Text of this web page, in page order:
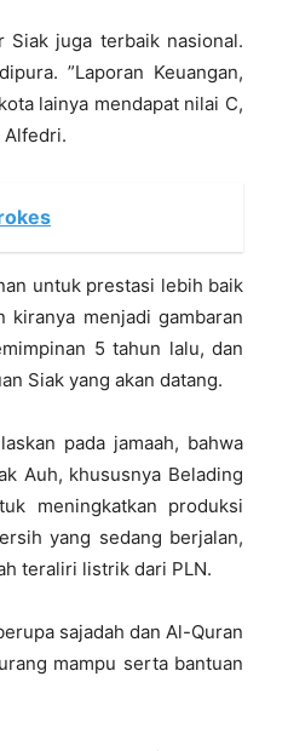
Siak juga terbaik nasional.
”Laporan Keuangan,
lainya mendapat nilai C,
Alfedri.
untuk prestasi lebih baik
kiranya menjadi gambaran
5 tahun lalu, dan
Siak yang akan datang.
pada jamaah, bahwa
Auh, khususnya Belading
meningkatkan produksi
yang sedang berjalan,
teraliri listrik dari PLN.
sajadah dan Al-Quran
mampu serta bantuan